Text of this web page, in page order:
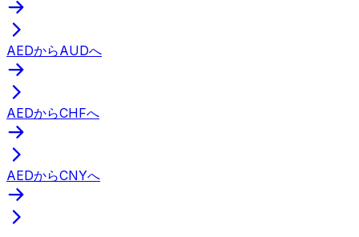
AEDからAUDへ
AEDからCHFへ
AEDからCNYへ